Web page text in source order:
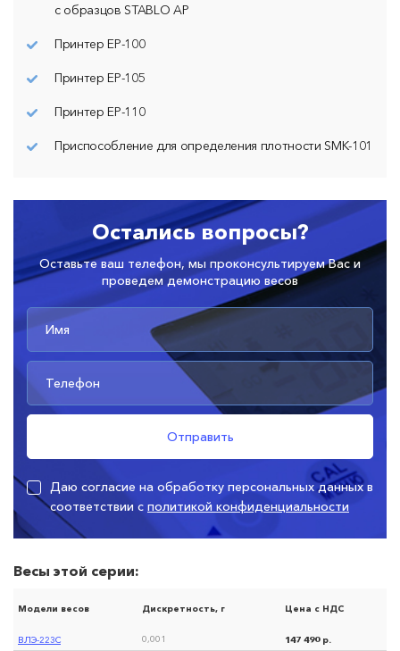
с образцов STABLO AP
Принтер ЕР-100
Принтер ЕР-105
Принтер ЕР-110
Приспособление для определения плотности SMK-101
Остались вопросы?
Оставьте ваш телефон, мы проконсультируем Вас и
проведем демонстрацию весов
Даю согласие на обработку персональных данных в
соответствии с политикой конфиденциальности
Весы этой серии:
Модели весов Дискретность, г Цена с НДС
ВЛЭ-223С 0,001
147 490 р.